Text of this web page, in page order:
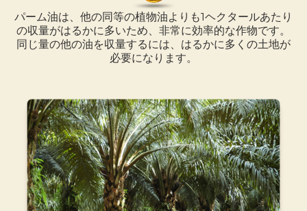
パーム油は、他の同等の植物油よりも1ヘクタールあたり
の収量がはるかに多いため、非常に効率的な作物です。
同じ量の他の油を収量するには、はるかに多くの土地が
必要になります。